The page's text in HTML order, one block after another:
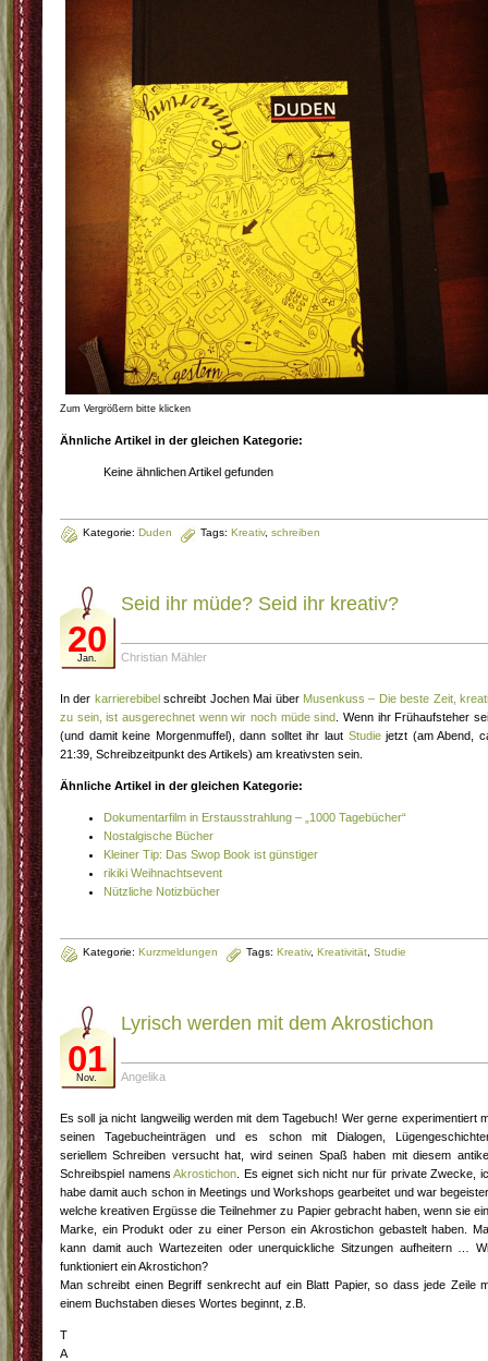
Zum Vergrößern bitte klicken
Ähnliche Artikel in der gleichen Kategorie:
Keine ähnlichen Artikel gefunden
Kategorie: Duden Tags: Kreativ, schreiben
20
Jan.
Seid ihr müde? Seid ihr kreativ?
Christian Mähler
In der karrierebibelschreibt Jochen Mai über Musenkuss – Die beste Zeit,
zu sein, ist ausgerechnet wenn wir noch müde sind . Wenn ihr Frühaufsteher
(und damit keine Morgenmuffel), dann solltet ihr laut Studiejetzt (am Abend,
21:39, Schreibzeitpunkt des Artikels) am kreativsten sein.
Ähnliche Artikel in der gleichen Kategorie:
Dokumentarfilm in Erstausstrahlung – „1000 Tagebücher“
Nostalgische Bücher
Kleiner Tip: Das Swop Book ist günstiger
rikiki Weihnachtsevent
Nützliche Notizbücher
Kategorie: Kurzmeldungen Tags: Kreativ, Kreativität Studie
01
Nov.
Lyrisch werden mit dem Akrostichon
Angelika
Es soll ja nicht langweilig werden mit dem Tagebuch! Wer gerne experimentiert
seinen Tagebucheinträgen und es schon mit Dialogen,
seriellem Schreiben versucht hat, wird seinen Spaß haben mit diesem
Schreibspiel namensAkrostichon . Es eignet sich nicht nur für private Zwecke,
habe damit auch schon in Meetings und Workshops gearbeitet und war
welche kreativen Ergüsse die Teilnehmer zu Papier gebracht haben, wenn sie
Marke, ein Produkt oder zu einer Person ein Akrostichon gebastelt haben.
kann damit auch Wartezeiten oder unerquickliche Sitzungen aufheitern …
funktioniert ein Akrostichon?
Man schreibt einen Begriff senkrecht auf ein Blatt Papier, so dass jede Zeile
einem Buchstaben dieses Wortes beginnt, z.B.
T
A